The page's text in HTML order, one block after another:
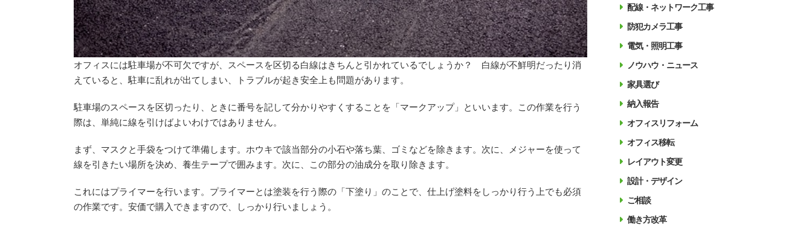
オフィスには駐車場が不可欠ですが、スペースを区切る白線はきちんと引かれているでしょうか？ 白線が不鮮明だったり消
えていると、駐車に乱れが出てしまい、トラブルが起き安全上も問題があります。
駐車場のスペースを区切ったり、ときに番号を記して分かりやすくすることを「マークアップ」といいます。この作業を行う
際は、単純に線を引けばよいわけではありません。
まず、マスクと手袋をつけて準備します。ホウキで該当部分の小石や落ち葉、ゴミなどを除きます。次に、メジャーを使って
線を引きたい場所を決め、養生テープで囲みます。次に、この部分の油成分を取り除きます。
これにはプライマーを行います。プライマーとは塗装を行う際の「下塗り」のことで、仕上げ塗料をしっかり行う上でも必須
の作業です。安価で購入できますので、しっかり行いましょう。
配線・ネットワーク工事
防犯カメラ工事
電気・照明工事
ノウハウ・ニュース
家具選び
納入報告
オフィスリフォーム
オフィス移転
レイアウト変更
設計・デザイン
ご相談
働き方改革